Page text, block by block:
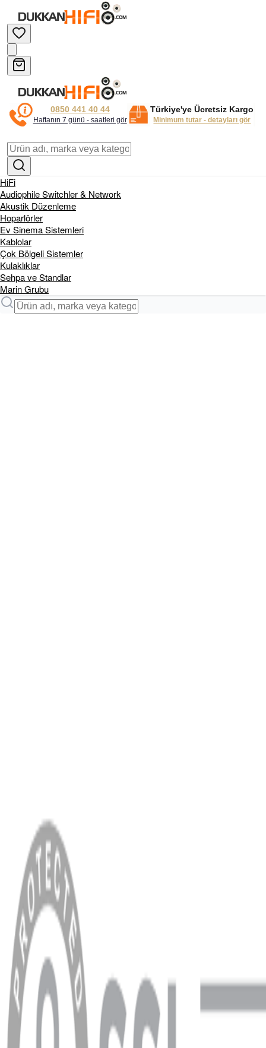
0850 441 40 44
Haftanın 7 günü - saatleri gör
Türkiye'ye Ücretsiz Kargo
Minimum tutar - detayları gör
HiFi
Audiophile Switchler & Network
Akustik Düzenleme
Hoparlörler
Ev Sinema Sistemleri
Kablolar
Çok Bölgeli Sistemler
Kulaklıklar
Sehpa ve Standlar
Marin Grubu
MENÜ
Anasayfa
Hakkımızda
Blog
MÜŞTERİ HİZMETLERİ
Hesabım
Sipariş Sorgulama
Banka Hesap Bilgileri
YARDIM VE DESTEK
Ödeme ve Teslimat Şartları
Garanti ve İade Şartları
info@dukkanhifi.com
0850 441 40 44